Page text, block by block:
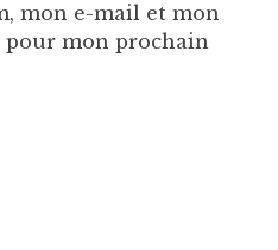
mon e-mail et mon
pour mon prochain